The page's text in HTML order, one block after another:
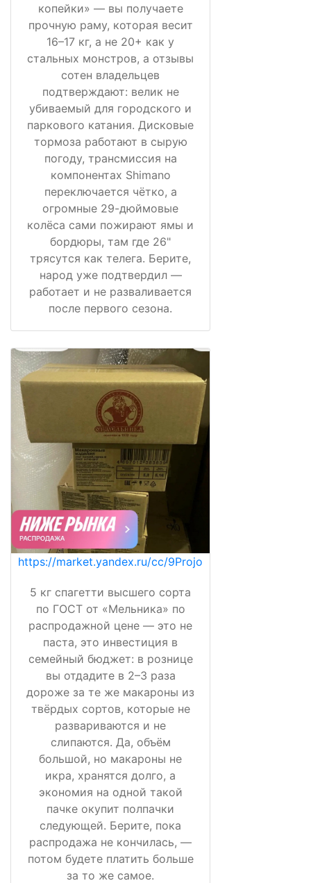
копейки» — вы получаете
прочную раму, которая весит
16–17 кг, а не 20+ как у
стальных монстров, а отзывы
сотен владельцев
подтверждают: велик не
убиваемый для городского и
паркового катания. Дисковые
тормоза работают в сырую
погоду, трансмиссия на
компонентах Shimano
переключается чётко, а
огромные 29-дюймовые
колёса сами пожирают ямы и
бордюры, там где 26"
трясутся как телега. Берите,
народ уже подтвердил —
работает и не разваливается
после первого сезона.
https://market.yandex.ru/cc/9Projo
5 кг спагетти высшего сорта
по ГОСТ от «Мельника» по
распродажной цене — это не
паста, это инвестиция в
семейный бюджет: в рознице
вы отдадите в 2–3 раза
дороже за те же макароны из
твёрдых сортов, которые не
развариваются и не
слипаются. Да, объём
большой, но макароны не
икра, хранятся долго, а
экономия на одной такой
пачке окупит полпачки
следующей. Берите, пока
распродажа не кончилась, —
потом будете платить больше
за то же самое.